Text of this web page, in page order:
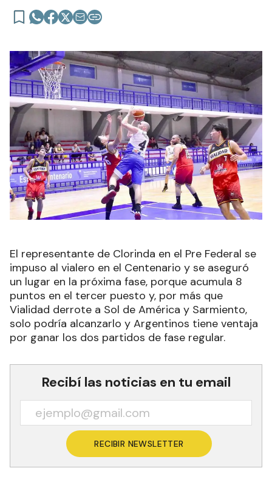
El representante de Clorinda en el Pre Federal se
impuso al vialero en el Centenario y se aseguró
un lugar en la próxima fase, porque acumula 8
puntos en el tercer puesto y, por más que
Vialidad derrote a Sol de América y Sarmiento,
solo podría alcanzarlo y Argentinos tiene ventaja
por ganar los dos partidos de fase regular.
Recibí las noticias en tu email
RECIBIR NEWSLETTER